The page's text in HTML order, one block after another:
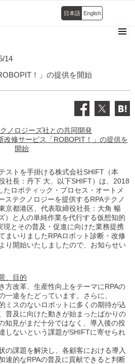
日本語 English
14
！」の提供を開始
ノロジーズ社との共同開発
改修サービス「ROBOPIT！」の提供を
開始
ストを手掛ける株式会社SHIFT（本
社長：丹下 大、以下SHIFT）は、2018
ロボティック・プロセス・オートメ
ステクノロジーを提供するRPAテクノ
京都港区、代表取締役社長：大角 暢
）と人の単純作業を代行する仮想知的
とその普及・促進に向けた業務提携
まいりましたRPAロボット診断・改修
り開始いたしましたので、お知らせい
、目的
方改革、生産性向上をテーマにRPAの
一途をたどっています。さらに、
ミスのないロボットに多くの期待が込
普及に向けた動きが始まったばかりの
知見がまだ十分ではなく、導入後の投
しないという課題がSHIFTに寄せられ
の課題を解決し、各顧客における導入
速的なRPAの普及に貢献できると判断